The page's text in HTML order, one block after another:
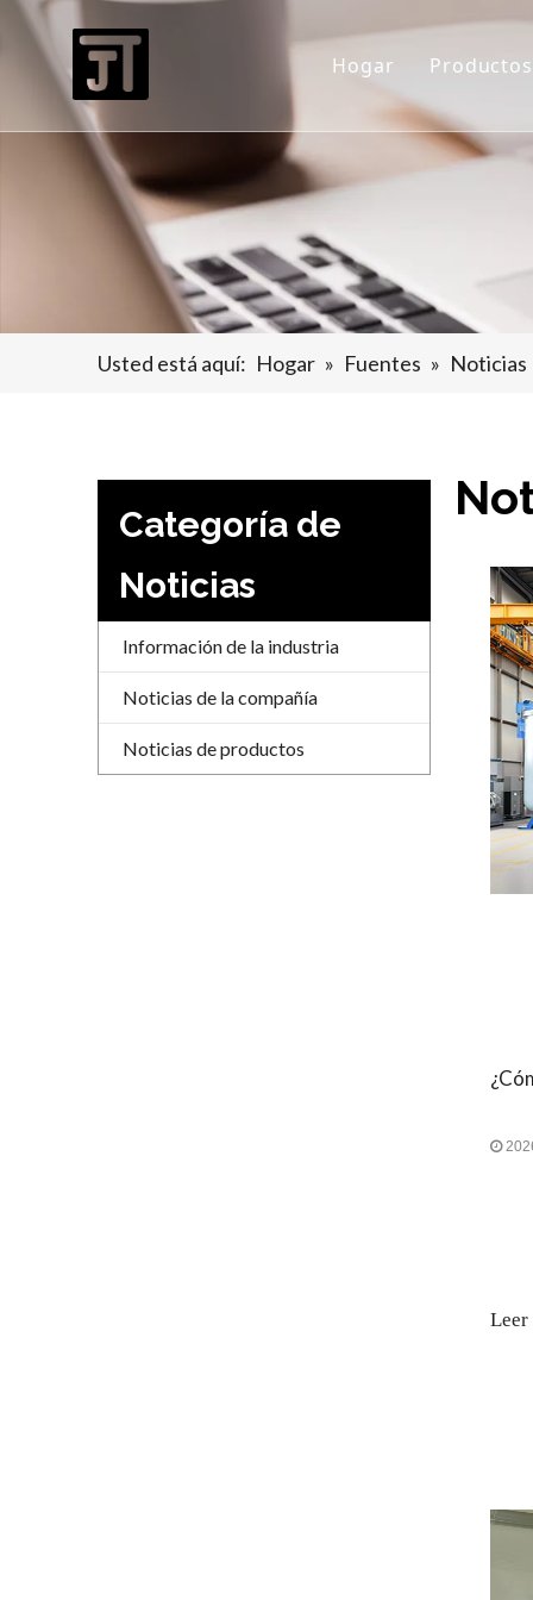
Hogar Productos
Horno
Horno
Usted está aquí: Hogar » Fuentes » Noticias
Categoría de
Noticias
Información de la industria
Noticias de la compañía
Noticias de productos
Leer